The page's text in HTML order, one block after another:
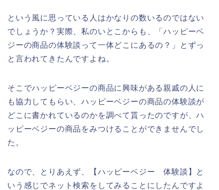
という風に思っている人はかなりの数いるのではない
でしょうか？実際、私のいとこからも、「ハッピーベ
ジーの商品の体験談って一体どこにあるの？」とずっ
と言われてきたんですよね。
そこでハッピーベジーの商品に興味がある親戚の人に
も協力してもらい、ハッピーベジーの商品の体験談が
どこに書かれているのかを調べて貰ったのですが、ハ
ッピーベジーの商品をみつけることができませんでし
た。
なので、とりあえず、【ハッピーベジー 体験談】と
いう感じでネット検索をしてみることにしたんですよ